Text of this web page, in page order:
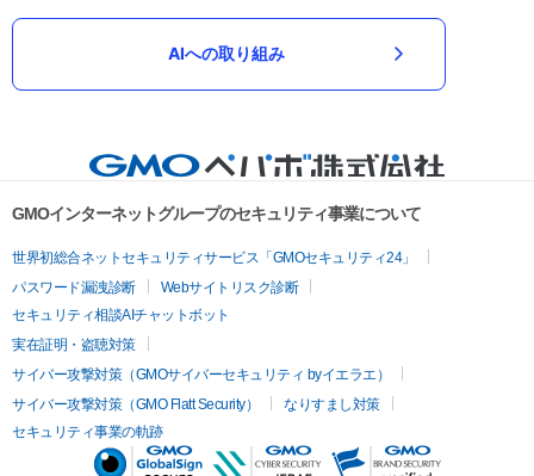
AIへの取り組み
GMOインターネットグループのセキュリティ事業について
世界初総合ネットセキュリティサービス「GMOセキュリティ24」
パスワード漏洩診断
Webサイトリスク診断
セキュリティ相談AIチャットボット
実在証明・盗聴対策
サイバー攻撃対策（GMOサイバーセキュリティ byイエラエ）
サイバー攻撃対策（GMO Flatt Security）
なりすまし対策
セキュリティ事業の軌跡